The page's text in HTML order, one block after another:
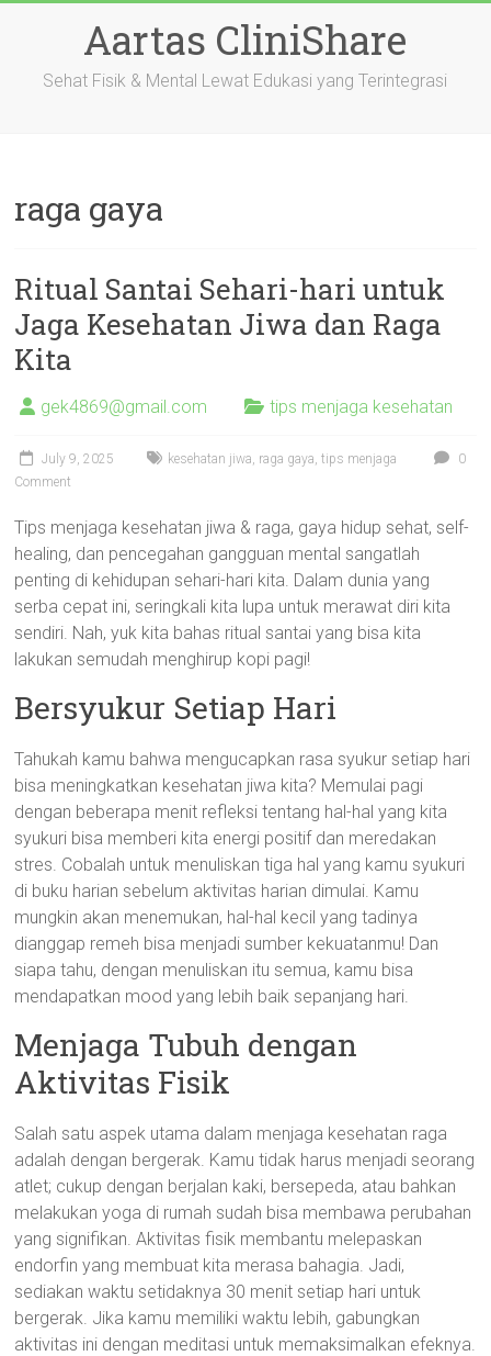
Aartas CliniShare
Sehat Fisik & Mental Lewat Edukasi yang Terintegrasi
raga gaya
Ritual Santai Sehari-hari untuk
Jaga Kesehatan Jiwa dan Raga
Kita
gek4869@gmail.com tips menjaga kesehatan
July 9, 2025 kesehatan jiwa, raga gaya,tips menjaga
0
Comment
Tips menjaga kesehatan jiwa & raga, gaya hidup sehat, self-
healing, dan pencegahan gangguan mental sangatlah
penting di kehidupan sehari-hari kita. Dalam dunia yang
serba cepat ini, seringkali kita lupa untuk merawat diri kita
sendiri. Nah, yuk kita bahas ritual santai yang bisa kita
lakukan semudah menghirup kopi pagi!
Bersyukur Setiap Hari
Tahukah kamu bahwa mengucapkan rasa syukur setiap hari
bisa meningkatkan kesehatan jiwa kita? Memulai pagi
dengan beberapa menit refleksi tentang hal-hal yang kita
syukuri bisa memberi kita energi positif dan meredakan
stres. Cobalah untuk menuliskan tiga hal yang kamu syukuri
di buku harian sebelum aktivitas harian dimulai. Kamu
mungkin akan menemukan, hal-hal kecil yang tadinya
dianggap remeh bisa menjadi sumber kekuatanmu! Dan
siapa tahu, dengan menuliskan itu semua, kamu bisa
mendapatkan mood yang lebih baik sepanjang hari.
Menjaga Tubuh dengan
Aktivitas Fisik
Salah satu aspek utama dalam menjaga kesehatan raga
adalah dengan bergerak. Kamu tidak harus menjadi seorang
atlet; cukup dengan berjalan kaki, bersepeda, atau bahkan
melakukan yoga di rumah sudah bisa membawa perubahan
yang signifikan. Aktivitas fisik membantu melepaskan
endorfin yang membuat kita merasa bahagia. Jadi,
sediakan waktu setidaknya 30 menit setiap hari untuk
bergerak. Jika kamu memiliki waktu lebih, gabungkan
aktivitas ini dengan meditasi untuk memaksimalkan efeknya.